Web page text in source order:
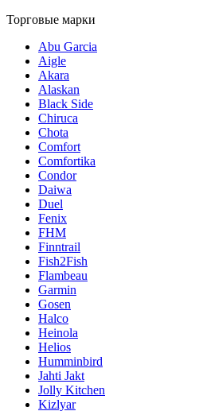
Торговые марки
Abu Garcia
Aigle
Akara
Alaskan
Black Side
Chiruca
Chota
Comfort
Comfortika
Condor
Daiwa
Duel
Fenix
FHM
Finntrail
Fish2Fish
Flambeau
Garmin
Gosen
Halco
Heinola
Helios
Humminbird
Jahti Jakt
Jolly Kitchen
Kizlyar